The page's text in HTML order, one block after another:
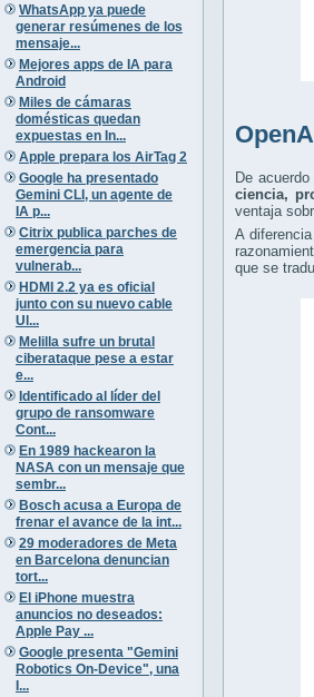
WhatsApp ya puede
generar resúmenes de los
mensaje...
Mejores apps de IA para
Android
Miles de cámaras
domésticas quedan
expuestas en In...
Apple prepara los AirTag 2
Google ha presentado
Gemini CLI, un agente de
IA p...
Citrix publica parches de
emergencia para
vulnerab...
HDMI 2.2 ya es oficial
junto con su nuevo cable
Ul...
Melilla sufre un brutal
ciberataque pese a estar
e...
Identificado al líder del
grupo de ransomware
Cont...
En 1989 hackearon la
NASA con un mensaje que
sembr...
Bosch acusa a Europa de
frenar el avance de la int...
29 moderadores de Meta
en Barcelona denuncian
tort...
El iPhone muestra
anuncios no deseados:
Apple Pay ...
Google presenta "Gemini
Robotics On-Device", una
I...
De
ciencia,
ventaja
A
que se